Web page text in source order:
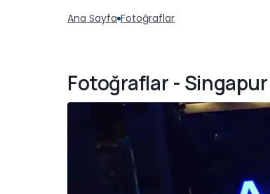
Ana Sayfa Fotoğraflar
Fotoğraflar -